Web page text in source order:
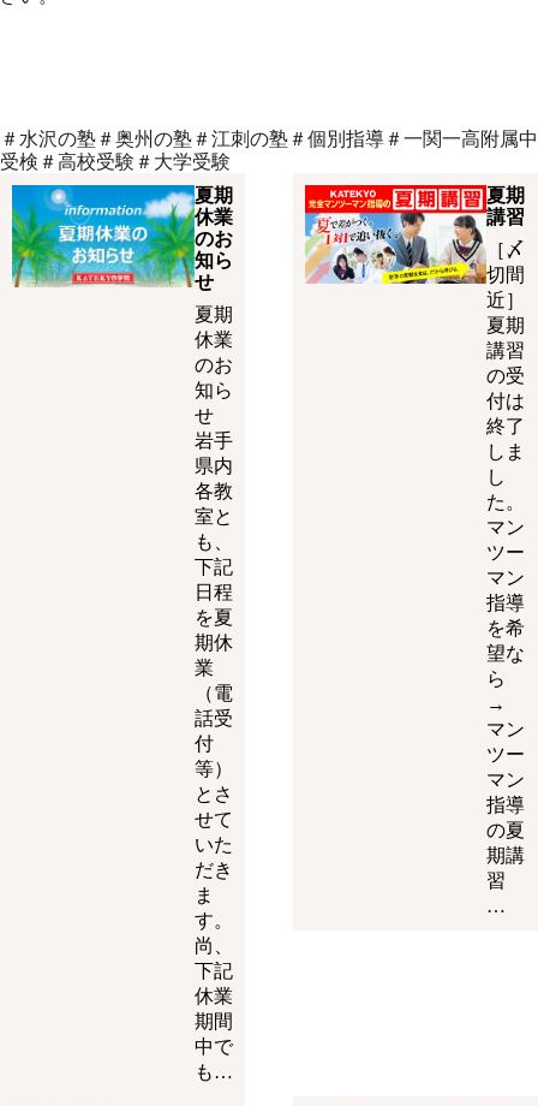
＃水沢の塾＃奥州の塾＃江刺の塾＃個別指導＃一関一高附属中
受検＃高校受験＃大学受験
夏期
休業
のお
知ら
せ
夏期
休業
のお
知ら
せ
岩手
県内
各教
室と
も、
下記
日程
を夏
期休
業
（電
話受
付
等）
とさ
せて
いた
だき
ま
す。
尚、
下記
休業
期間
中で
も…
夏期
講習
［〆
切間
近］
夏期
講習
の受
付は
終了
しま
し
た。
マン
ツー
マン
指導
を希
望な
ら
→
マン
ツー
マン
指導
の夏
期講
習
…